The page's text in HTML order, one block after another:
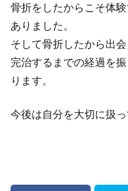
骨折をしたからこそ体
ありました。
そして骨折したから出会
完治するまでの経過を
ります。
今後は自分を大切に扱